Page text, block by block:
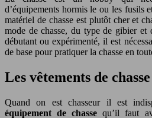
d’équipements hormis le ou les fusils
matériel de chasse est plutôt cher et
mode de chasse, du type de gibier et
débutant ou expérimenté, il est
de base pour pratiquer la chasse en
Les vêtements de chasse
Quand on est chasseur il est
équipement de chassequ’il faut